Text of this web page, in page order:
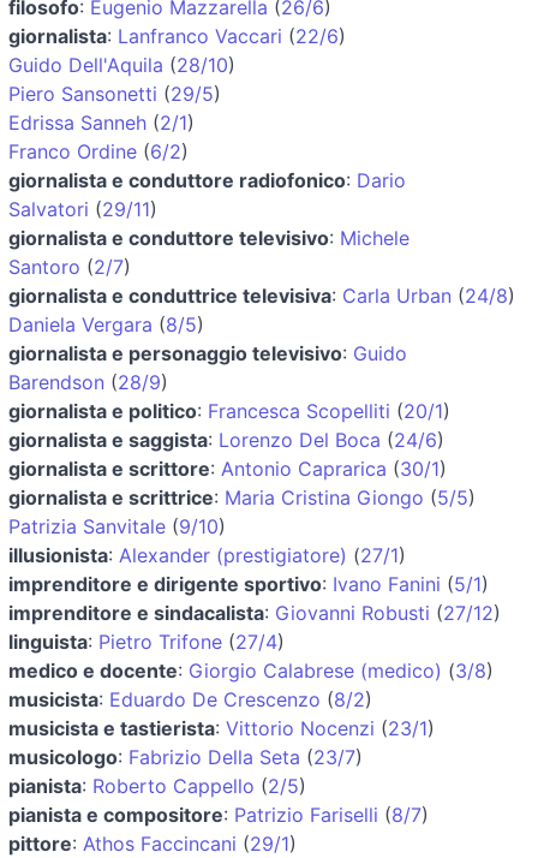
filosofo: Eugenio Mazzarella (26/6)
giornalista: Lanfranco Vaccari (22/6)
Guido Dell'Aquila (28/10)
Piero Sansonetti (29/5)
Edrissa Sanneh (2/1)
Franco Ordine (6/2)
giornalista e conduttore radiofonico: Dario
Salvatori (29/11)
giornalista e conduttore televisivo: Michele
Santoro (2/7)
giornalista e conduttrice televisiva: Carla Urban (24/8)
Daniela Vergara (8/5)
giornalista e personaggio televisivo: Guido
Barendson (28/9)
giornalista e politico: Francesca Scopelliti (20/1)
giornalista e saggista: Lorenzo Del Boca (24/6)
giornalista e scrittore: Antonio Caprarica (30/1)
giornalista e scrittrice: Maria Cristina Giongo (5/5)
Patrizia Sanvitale (9/10)
illusionista: Alexander (prestigiatore) (27/1)
imprenditore e dirigente sportivo: Ivano Fanini (5/1)
imprenditore e sindacalista: Giovanni Robusti (27/12)
linguista: Pietro Trifone (27/4)
medico e docente: Giorgio Calabrese (medico) (3/8)
musicista: Eduardo De Crescenzo (8/2)
musicista e tastierista: Vittorio Nocenzi (23/1)
musicologo: Fabrizio Della Seta (23/7)
pianista: Roberto Cappello (2/5)
pianista e compositore: Patrizio Fariselli (8/7)
pittore: Athos Faccincani (29/1)